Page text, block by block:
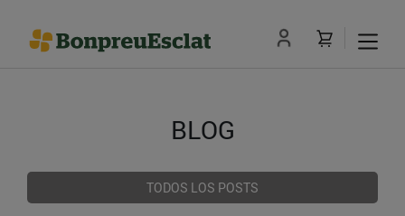
BLOG
TODOS LOS POSTS